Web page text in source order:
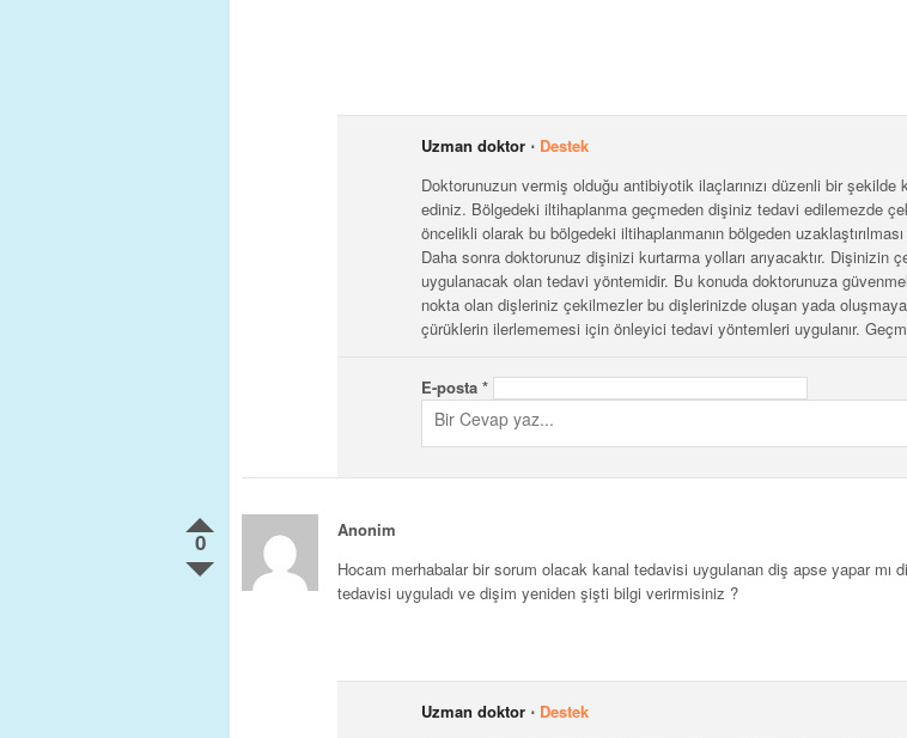
Uzman doktor ⋅ Destek
Doktorunuzun vermiş olduğu antibiyotik ilaçlarınızı düzenli bir şekilde
ediniz. Bölgedeki iltihaplanma geçmeden dişiniz tedavi edilemezde
öncelikli olarak bu bölgedeki iltihaplanmanın bölgeden
Daha sonra doktorunuz dişinizi kurtarma yolları arıyacaktır. Dişinizin
uygulanacak olan tedavi yöntemidir. Bu konuda doktorunuza
nokta olan dişleriniz çekilmezler bu dişlerinizde oluşan yada
çürüklerin ilerlememesi için önleyici tedavi yöntemleri uygulanır.
E-posta *
0
Anonim
Hocam merhabalar bir sorum olacak kanal tedavisi uygulanan diş apse yapar mı
tedavisi uyguladı ve dişim yeniden şişti bilgi verirmisiniz ?
Uzman doktor ⋅ Destek